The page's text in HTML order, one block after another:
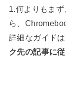
1.何よりもま
ら、
詳細なガイド
ク先の記事に